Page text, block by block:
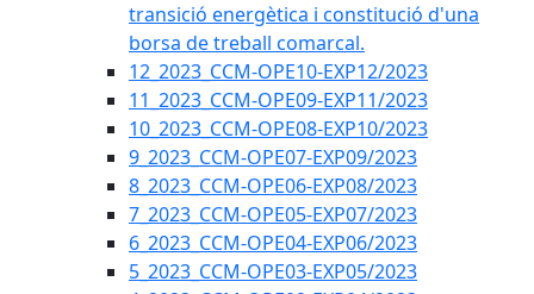
transició energètica i constitució d'una
borsa de treball comarcal.
12_2023_CCM-OPE10-EXP12/2023
11_2023_CCM-OPE09-EXP11/2023
10_2023_CCM-OPE08-EXP10/2023
9_2023_CCM-OPE07-EXP09/2023
8_2023_CCM-OPE06-EXP08/2023
7_2023_CCM-OPE05-EXP07/2023
6_2023_CCM-OPE04-EXP06/2023
5_2023_CCM-OPE03-EXP05/2023